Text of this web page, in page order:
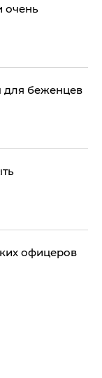
очень
для беженцев
офицеров